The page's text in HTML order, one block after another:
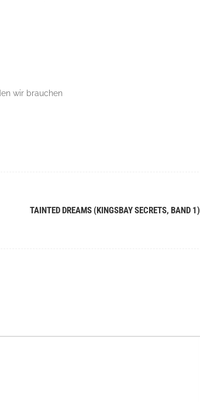
wir brauchen
TAINTED DREAMS (KINGSBAY SECRETS, BAND 1)